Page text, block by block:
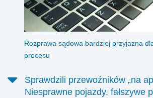
Rozprawa sądowa bardziej przyjazna
procesu
Sprawdzili przewoźników „na
Niesprawne pojazdy, fałszywe